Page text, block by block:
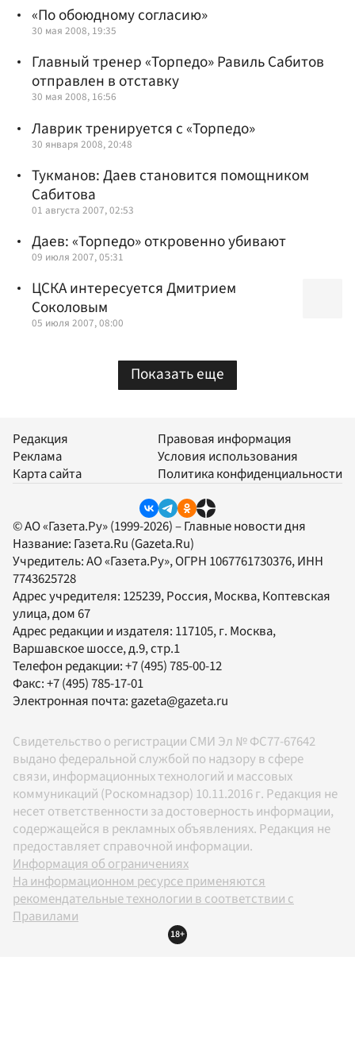
«По обоюдному согласию»
30 мая 2008, 19:35
Главный тренер «Торпедо» Равиль Сабитов
отправлен в отставку
30 мая 2008, 16:56
Лаврик тренируется с «Торпедо»
30 января 2008, 20:48
Тукманов: Даев становится помощником
Сабитова
01 августа 2007, 02:53
Даев: «Торпедо» откровенно убивают
09 июля 2007, 05:31
ЦСКА интересуется Дмитрием
Соколовым
05 июля 2007, 08:00
Показать еще
Редакция
Реклама
Карта сайта
Правовая информация
Условия использования
Политика конфиденциальности
© АО «Газета.Ру» (1999-2026) – Главные новости дня
Название: Газета.Ru (Gazeta.Ru)
Учредитель:АО «Газета.Ру», ОГРН 1067761730376, ИНН
7743625728
Адрес учредителя: 125239, Россия, Москва, Коптевская
улица, дом 67
Адрес редакции и издателя: 117105, г. Москва,
Варшавское шоссе, д.9, стр.1
Телефон редакции:+7 (495) 785-00-12
Факс:+7 (495) 785-17-01
Электронная почта:gazeta@gazeta.ru
Свидетельство о регистрации СМИ Эл № ФС77-67642
выдано федеральной службой по надзору в сфере
связи, информационных технологий и массовых
коммуникаций (Роскомнадзор) 10.11.2016 г. Редакция не
несет ответственности за достоверность информации,
содержащейся в рекламных объявлениях. Редакция не
предоставляет справочной информации.
Информация об ограничениях
На информационном ресурсе применяются
рекомендательные технологии в соответствии с
Правилами
18+